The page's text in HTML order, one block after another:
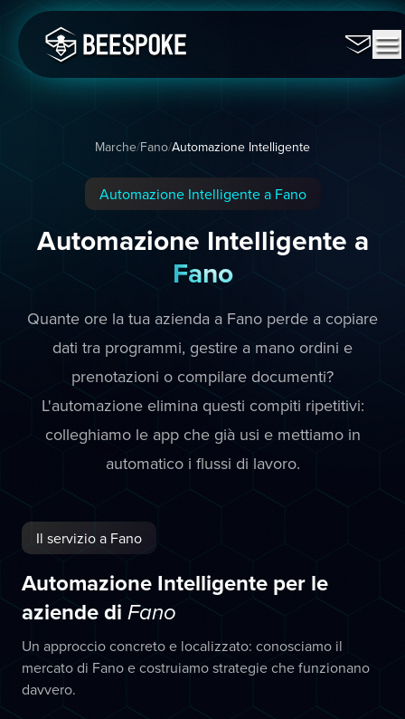
Marche/Fano/Automazione Intelligente
Automazione Intelligente a Fano
Automazione Intelligente a
Fano
Quante ore la tua azienda a Fano perde a copiare
dati tra programmi, gestire a mano ordini e
prenotazioni o compilare documenti?
L'automazione elimina questi compiti ripetitivi:
colleghiamo le app che già usi e mettiamo in
automatico i flussi di lavoro.
Il servizio a Fano
Automazione Intelligente per le
aziende di Fano
Un approccio concreto e localizzato: conosciamo il
mercato di Fano e costruiamo strategie che funzionano
davvero.